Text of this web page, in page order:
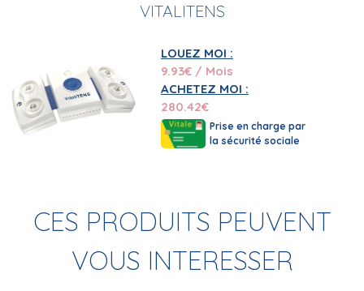
VITALITENS
LOUEZ MOI :
9.93€ / Mois
ACHETEZ MOI :
280.42€
Prise en charge par
la sécurité sociale
CES PRODUITS PEUVENT
VOUS INTERESSER